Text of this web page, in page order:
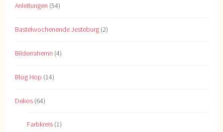
Anleitungen (54)
Bastelwochenende Jesteburg (2)
Bilderrahemn (4)
Blog Hop (14)
Dekos (64)
Farbkreis (1)